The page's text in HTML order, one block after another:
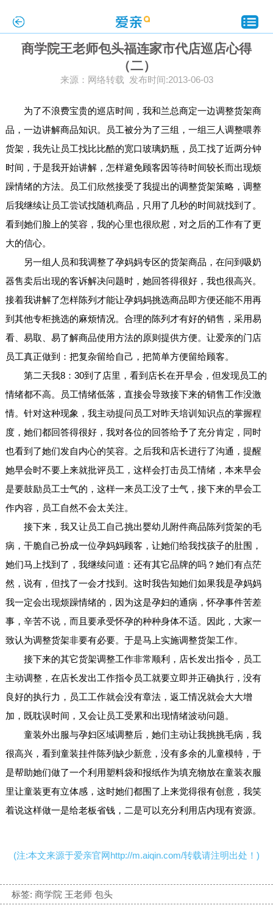
商学院王老师包头福连家市代店巡店心得
（二）
来源：网络转载 发布时间:2013-06-03
为了不浪费宝贵的巡店时间，我和兰总商定一边调整货架商
品，一边讲解商品知识。员工被分为了三组，一组三人调整喂养
货架，我先让员工找比比酷的宽口玻璃奶瓶，员工找了近两分钟
时间，于是我开始讲解，怎样避免顾客因等待时间较长而出现烦
躁情绪的方法。员工们欣然接受了我提出的调整货架策略，调整
后我继续让员工尝试找随机商品，只用了几秒的时间就找到了。
看到她们脸上的笑容，我的心里也很欣慰，对之后的工作有了更
大的信心。
另一组人员和我调整了孕妈妈专区的货架商品，在问到吸奶
器售卖后出现的客诉解决问题时，她回答得很好，我也很高兴。
接着我讲解了怎样陈列才能让孕妈妈挑选商品即方便还能不用再
到其他专柜挑选的麻烦情况。合理的陈列才有好的销售，采用易
看、易取、易了解商品使用方法的原则提供方便。让爱亲的门店
员工真正做到：把复杂留给自己，把简单方便留给顾客。
第二天我8：30到了店里，看到店长在开早会，但发现员工的
情绪都不高。员工情绪低落，直接会导致接下来的销售工作没激
情。针对这种现象，我主动提问员工对昨天培训知识点的掌握程
度，她们都回答得很好，我对各位的回答给予了充分肯定，同时
也看到了她们发自内心的笑容。之后我和店长进行了沟通，提醒
她早会时不要上来就批评员工，这样会打击员工情绪，本来早会
是要鼓励员工士气的，这样一来员工没了士气，接下来的早会工
作内容，员工自然不会太关注。
接下来，我又让员工自己挑出婴幼儿附件商品陈列货架的毛
病，干脆自己扮成一位孕妈妈顾客，让她们给我找孩子的肚围，
她们马上找到了，我继续问道：还有其它品牌的吗？她们有点茫
然，说有，但找了一会才找到。这时我告知她们如果我是孕妈妈
我一定会出现烦躁情绪的，因为这是孕妇的通病，怀孕事件苦差
事，辛苦不说，而且要承受怀孕的种种身体不适。因此，大家一
致认为调整货架非要有必要。于是马上实施调整货架工作。
接下来的其它货架调整工作非常顺利，店长发出指令，员工
主动调整，在店长发出工作指令员工就要立即并正确执行，没有
良好的执行力，员工工作就会没有章法，返工情况就会大大增
加，既耽误时间，又会让员工受累和出现情绪波动问题。
童装外出服与孕妇区域调整后，她们主动让我挑挑毛病，我
很高兴，看到童装挂件陈列缺少新意，没有多余的儿童模特，于
是帮助她们做了一个利用塑料袋和报纸作为填充物放在童装衣服
里让童装更有立体感，这时她们都围了上来觉得很有创意，我笑
着说这样做一是给老板省钱，二是可以充分利用店内现有资源。
(注:本文来源于爱亲官网http://m.aiqin.com/转载请注明出处！)
标签: 商学院 王老师 包头